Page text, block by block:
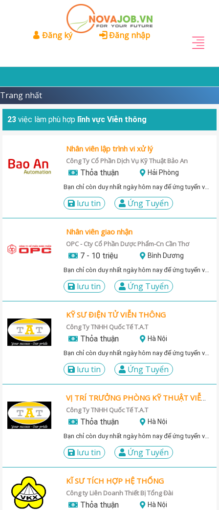
Đăng ký Đăng nhập
Trang nhất
23 việc làm phù hợp lĩnh vực Viễn thông
Nhân viên lập trình vi xử lý
Công Ty Cổ Phần Dịch Vụ Kỹ Thuật Bảo An
Thỏa thuận Hải Phòng
Bạn chỉ còn duy nhất ngày hôm nay để ứng tuyển vị trí này!
lưu tin Ứng Tuyển
Nhân viên giao nhận
OPC - Cty Cổ Phần Dược Phẩm-Cn Cần Thơ
7 - 10 triệu Bình Dương
Bạn chỉ còn duy nhất ngày hôm nay để ứng tuyển vị trí này!
lưu tin Ứng Tuyển
KỸ SƯ ĐIỆN TỬ VIỄN THÔNG
Công Ty TNHH Quốc Tế T.A.T
Thỏa thuận Hà Nội
Bạn chỉ còn duy nhất ngày hôm nay để ứng tuyển vị trí này!
lưu tin Ứng Tuyển
VỊ TRÍ TRƯỞNG PHÒNG KỸ THUẬT VIỄN THÔNG
Công Ty TNHH Quốc Tế T.A.T
Thỏa thuận Hà Nội
Bạn chỉ còn duy nhất ngày hôm nay để ứng tuyển vị trí này!
lưu tin Ứng Tuyển
KĨ SƯ TÍCH HỢP HỆ THỐNG
Công ty Liên Doanh Thiết Bị Tổng Đài
Thỏa thuận Hà Nội